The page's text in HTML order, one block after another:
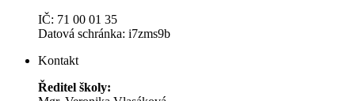
IČ: 71 00 01 35
Datová schránka: i7zms9b
Kontakt
Ředitel školy: